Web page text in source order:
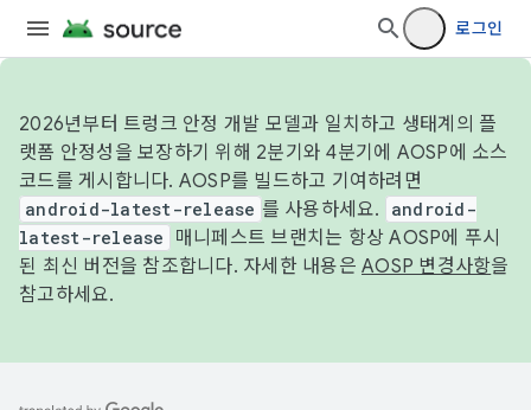
로그인
2026년부터 트렁크 안정 개발 모델과 일치하고 생태계의 플
랫폼 안정성을 보장하기 위해 2분기와 4분기에 AOSP에 소스
코드를 게시합니다. AOSP를 빌드하고 기여하려면
android-latest-release 를 사용하세요.
android-
latest-release
매니페스트 브랜치는 항상 AOSP에 푸시
된 최신 버전을 참조합니다. 자세한 내용은 AOSP 변경사항을
참고하세요.